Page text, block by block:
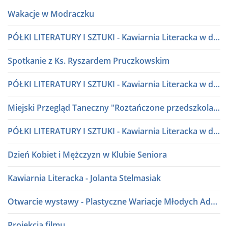
Wakacje w Modraczku
PÓŁKI LITERATURY I SZTUKI - Kawiarnia Literacka w dialogu
Spotkanie z Ks. Ryszardem Pruczkowskim
PÓŁKI LITERATURY I SZTUKI - Kawiarnia Literacka w dialogu
Miejski Przegląd Taneczny "Roztańczone przedszkolaki" lata 80 i 90
PÓŁKI LITERATURY I SZTUKI - Kawiarnia Literacka w dialogu
Dzień Kobiet i Mężczyzn w Klubie Seniora
Kawiarnia Literacka - Jolanta Stelmasiak
Otwarcie wystawy - Plastyczne Wariacje Młodych Adeptów Sztuki